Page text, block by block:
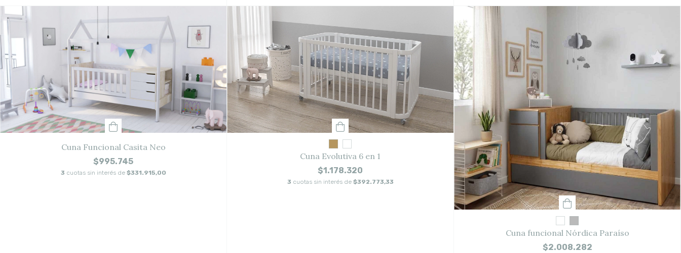
Cuna Funcional Casita Neo
$995.745
3 cuotas sin interés de $331.915,00
Cuna Evolutiva 6 en 1
$1.178.320
3 cuotas sin interés de $392.773,33
Cuna funcional Nórdica Paraíso
$2.008.282